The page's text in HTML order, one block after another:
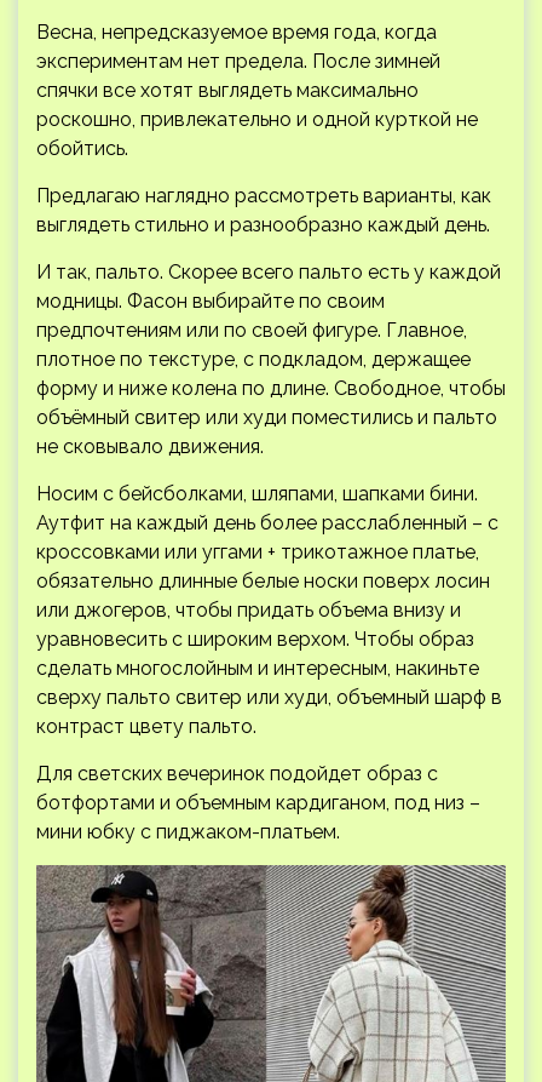
Весна, непредсказуемое время года, когда
экспериментам нет предела. После зимней
спячки все хотят выглядеть максимально
роскошно, привлекательно и одной курткой не
обойтись.
Предлагаю наглядно рассмотреть варианты, как
выглядеть стильно и разнообразно каждый день.
И так, пальто. Скорее всего пальто есть у каждой
модницы. Фасон выбирайте по своим
предпочтениям или по своей фигуре. Главное,
плотное по текстуре, с подкладом, держащее
форму и ниже колена по длине. Свободное, чтобы
объёмный свитер или худи поместились и пальто
не сковывало движения.
Носим с бейсболками, шляпами, шапками бини.
Аутфит на каждый день более расслабленный – с
кроссовками или уггами + трикотажное платье,
обязательно длинные белые носки поверх лосин
или джогеров, чтобы придать объема внизу и
уравновесить с широким верхом. Чтобы образ
сделать многослойным и интересным, накиньте
сверху пальто свитер или худи, объемный шарф в
контраст цвету пальто.
Для светских вечеринок подойдет образ с
ботфортами и объемным кардиганом, под низ –
мини юбку с пиджаком-платьем.